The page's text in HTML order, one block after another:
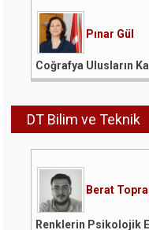
Pınar Gül
Coğrafya Ulusların
DT Bilim ve Teknik
Berat
Renklerin Psikolojik